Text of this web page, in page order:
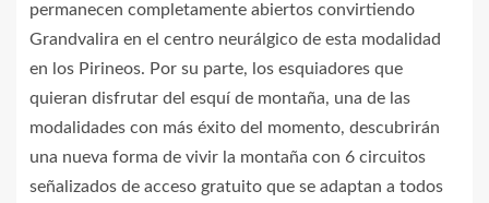
permanecen completamente abiertos convirtiendo
Grandvalira en el centro neurálgico de esta modalidad
en los Pirineos. Por su parte, los esquiadores que
quieran disfrutar del esquí de montaña, una de las
modalidades con más éxito del momento, descubrirán
una nueva forma de vivir la montaña con 6 circuitos
señalizados de acceso gratuito que se adaptan a todos